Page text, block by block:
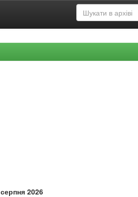
серпня 2026